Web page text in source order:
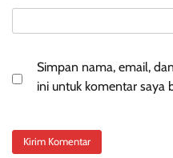
Simpan nama, email,
ini untuk komentar saya